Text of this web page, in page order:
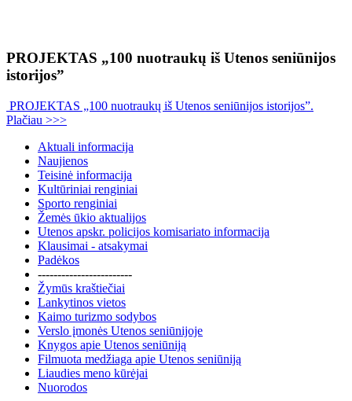
PROJEKTAS „100 nuotraukų iš Utenos seniūnijos
istorijos”
PROJEKTAS „100 nuotraukų iš Utenos seniūnijos istorijos”.
Plačiau >>>
Aktuali informacija
Naujienos
Teisinė informacija
Kultūriniai renginiai
Sporto renginiai
Žemės ūkio aktualijos
Utenos apskr. policijos komisariato informacija
Klausimai - atsakymai
Padėkos
------------------------
Žymūs kraštiečiai
Lankytinos vietos
Kaimo turizmo sodybos
Verslo įmonės Utenos seniūnijoje
Knygos apie Utenos seniūniją
Filmuota medžiaga apie Utenos seniūniją
Liaudies meno kūrėjai
Nuorodos